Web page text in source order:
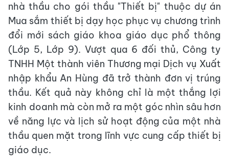
nhà thầu cho gói thầu "Thiết bị" thuộc dự án
Mua sắm thiết bị dạy học phục vụ chương trình
đổi mới sách giáo khoa giáo dục phổ thông
(Lớp 5, Lớp 9). Vượt qua 6 đối thủ, Công ty
TNHH Một thành viên Thương mại Dịch vụ Xuất
nhập khẩu An Hùng đã trở thành đơn vị trúng
thầu. Kết quả này không chỉ là một thắng lợi
kinh doanh mà còn mở ra một góc nhìn sâu hơn
về năng lực và lịch sử hoạt động của một nhà
thầu quen mặt trong lĩnh vực cung cấp thiết bị
giáo dục.